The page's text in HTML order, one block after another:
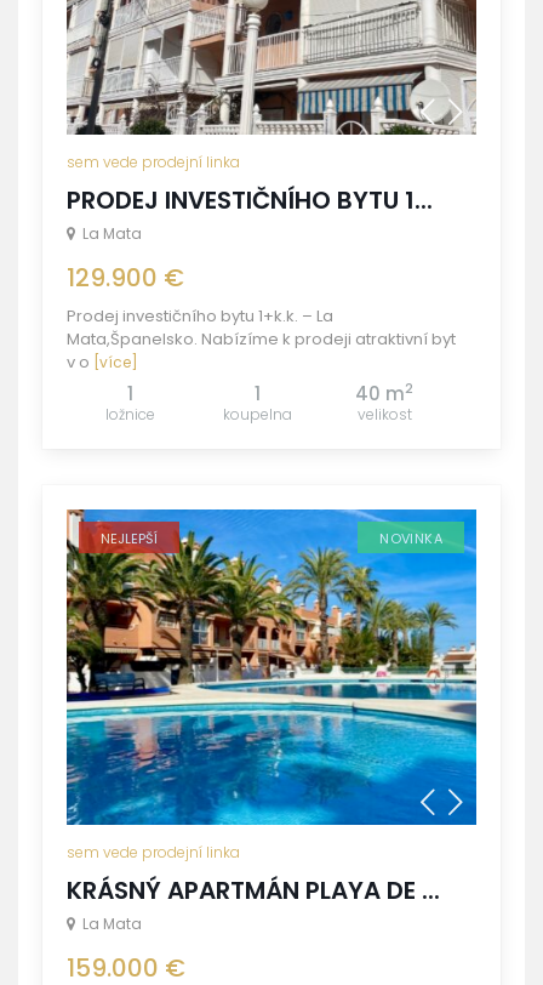
sem vede prodejní linka
PRODEJ INVESTIČNÍHO BYTU 1...
La Mata
129.900 €
Prodej investičního bytu 1+k.k. – La
Mata,Španelsko. Nabízíme k prodeji atraktivní byt
v o [více]
1
ložnice
1
koupelna
40 m2
velikost
sem vede prodejní linka
KRÁSNÝ APARTMÁN PLAYA DE ...
La Mata
159.000 €
NEJLEPŠÍ NOVINKA